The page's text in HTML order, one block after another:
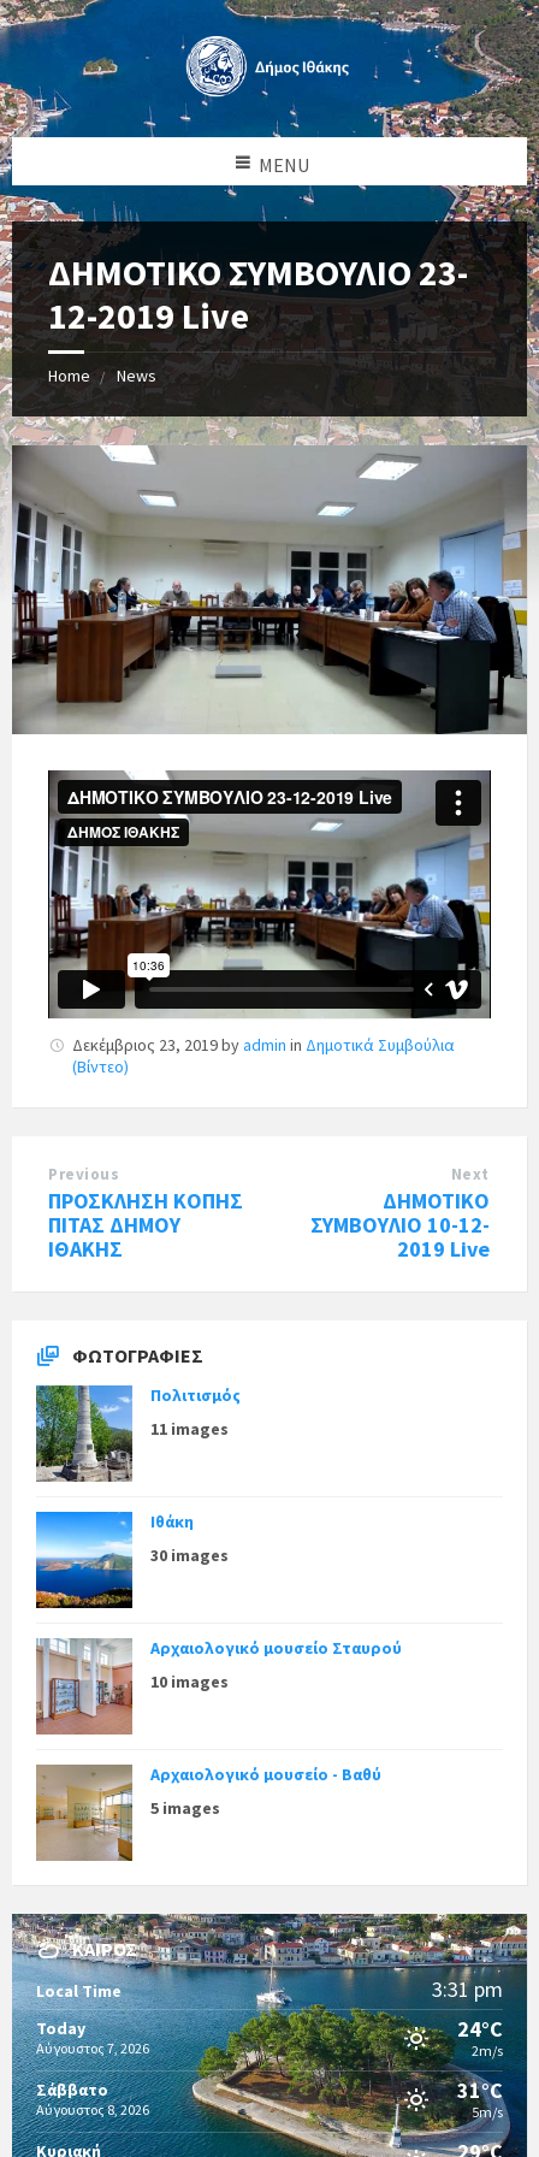
MENU
ΔΗΜΟΤΙΚΟ ΣΥΜΒΟΥΛΙΟ 23-
12-2019 Live
Home News
Δεκέμβριος 23, 2019byadmin in Δημοτικά Συμβούλια
(Βίντεο)
Previous
ΠΡΟΣΚΛΗΣΗ ΚΟΠΗΣ
ΠΙΤΑΣ ΔΗΜΟΥ
ΙΘΑΚΗΣ
Next
ΔΗΜΟΤΙΚΟ
ΣΥΜΒΟΥΛΙΟ 10-12-
2019 Live
ΦΩΤΟΓΡΑΦΊΕΣ
Πολιτισμός
11 images
Ιθάκη
30 images
Αρχαιολογικό μουσείο Σταυρού
10 images
Αρχαιολογικό μουσείο - Βαθύ
5 images
ΚΑΙΡΌΣ
Local Time 3:31 pm
Today
Αύγουστος 7, 2026
24°C
2m/s
Σάββατο
Αύγουστος 8, 2026
31°C
5m/s
Κυριακή